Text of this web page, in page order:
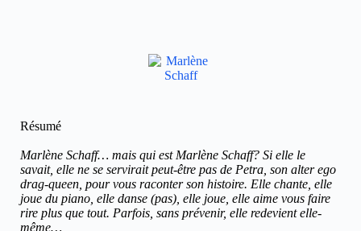
Résumé
Marlène Schaff… mais qui est Marlène Schaff? Si elle le
savait, elle ne se servirait peut-être pas de Petra, son alter ego
drag-queen, pour vous raconter son histoire. Elle chante, elle
joue du piano, elle danse (pas), elle joue, elle aime vous faire
rire plus que tout. Parfois, sans prévenir, elle redevient elle-
même…